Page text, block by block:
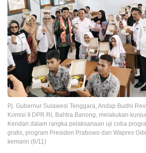
Pj. Gubernur Sulawesi Tenggara, Andap Budhi
Komisi II DPR RI, Bahtra Banong, melakukan
Kendari dalam rangka pelaksanaan uji coba
gratis, program Presiden Prabowo dan Wapres
kemarin (6/11)